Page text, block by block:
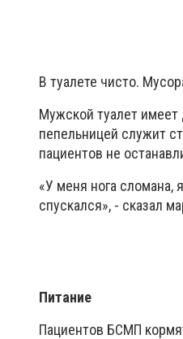
В туалете чисто.
Мужской туалет имеет
пепельницей служит
пациентов не
«У меня нога сломана,
спускался», - сказал
Питание
Пациентов БСМП